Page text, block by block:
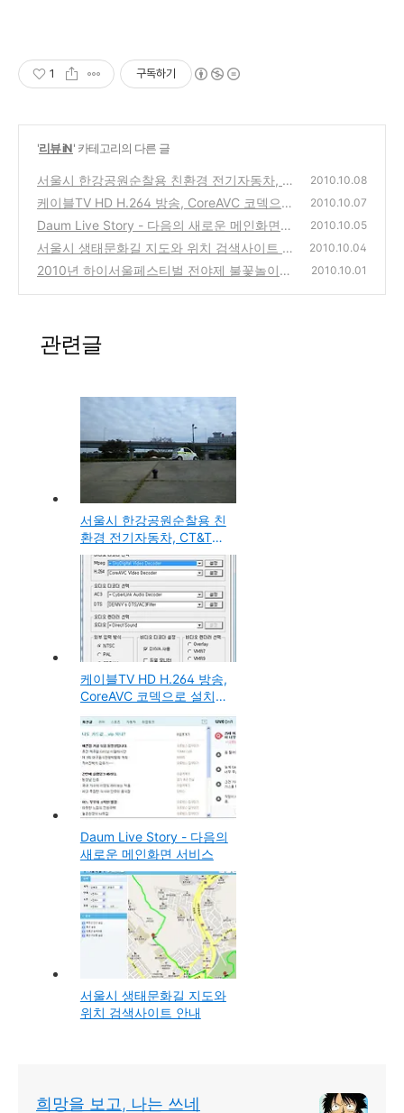
1 구독하기
'리뷰 iN' 카테고리의 다른 글
서울시 한강공원순찰용 친환경 전기자동차, C
T&T의 City EV e-Zone
(2)
2010.10.08
케이블TV HD H.264 방송, CoreAVC 코덱으로
설치,설정해 고화질로 시청하는 방법
(6)
2010.10.07
Daum Live Story - 다음의 새로운 메인화면
서비스
(2)
2010.10.05
서울시 생태문화길 지도와 위치 검색사이트 안
내
(0)
2010.10.04
2010년 하이서울페스티벌 전야제 불꽃놀이
2010.10.01
관련글
서울시 한강공원순찰용 친
환경 전기자동차, CT&T의
City EV e-Zone
케이블TV HD H.264 방송,
CoreAVC 코덱으로 설치,
설정해 고화질로 시청하는
방법
Daum Live Story - 다음의
새로운 메인화면 서비스
서울시 생태문화길 지도와
위치 검색사이트 안내
희망을 보고, 나는 쓰네